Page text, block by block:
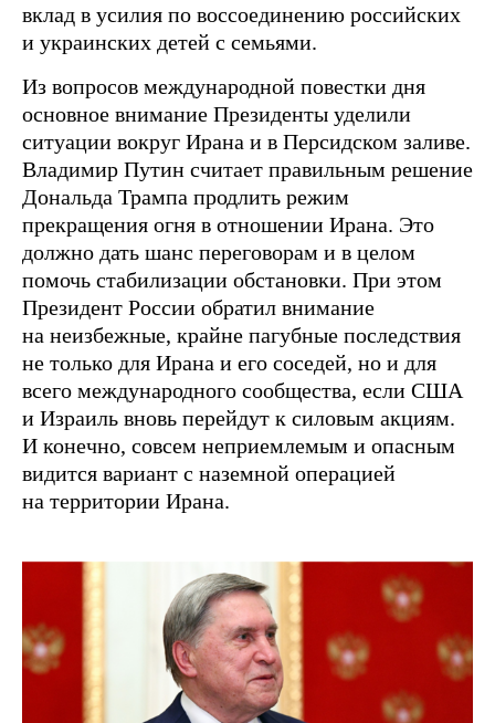
вклад в усилия по воссоединению российских
и украинских детей с семьями.
Из вопросов международной повестки дня
основное внимание Президенты уделили
ситуации вокруг Ирана и в Персидском заливе.
Владимир Путин считает правильным решение
Дональда Трампа продлить режим
прекращения огня в отношении Ирана. Это
должно дать шанс переговорам и в целом
помочь стабилизации обстановки. При этом
Президент России обратил внимание
на неизбежные, крайне пагубные последствия
не только для Ирана и его соседей, но и для
всего международного сообщества, если США
и Израиль вновь перейдут к силовым акциям.
И конечно, совсем неприемлемым и опасным
видится вариант с наземной операцией
на территории Ирана.